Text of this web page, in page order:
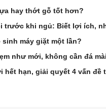
hay thớt gỗ tốt hơn?
trước khi ngủ: Biết lợi ích,
sinh máy giặt một lần?
như mới, không cần đá
hết hạn, giải quyết 4 vấn đề